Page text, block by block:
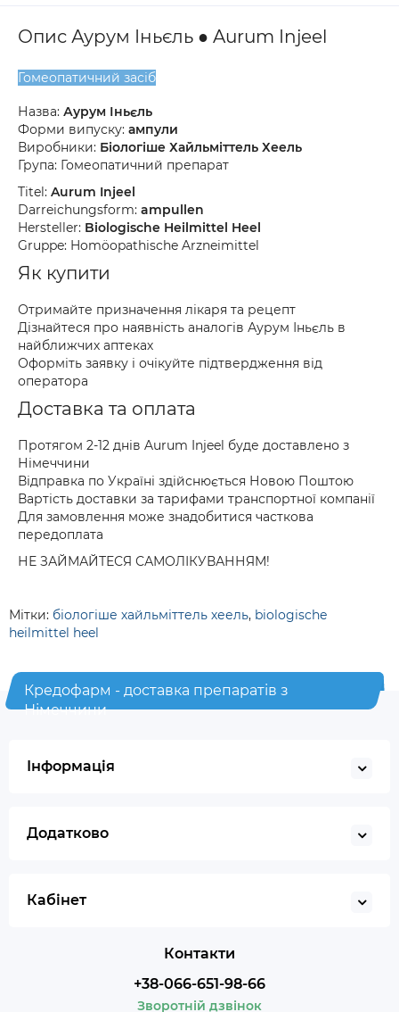
Опис Аурум Іньєль ● Aurum Injeel
Гомеопатичний засіб
Назва: Аурум Іньєль
Форми випуску: ампули
Виробники: Біологіше Хайльміттель Хеель
Група: Гомеопатичний препарат
Titel: Aurum Injeel
Darreichungsform: ampullen
Hersteller: Biologische Heilmittel Heel
Gruppe: Homöopathische Arzneimittel
Як купити
Отримайте призначення лікаря та рецепт
Дізнайтеся про наявність аналогів Аурум Іньєль в
найближчих аптеках
Оформіть заявку і очікуйте підтвердження від
оператора
Доставка та оплата
Протягом 2-12 днів Aurum Injeel буде доставлено з
Німеччини
Відправка по Україні здійснюється Новою Поштою
Вартість доставки за тарифами транспортної компанії
Для замовлення може знадобитися часткова
передоплата
НЕ ЗАЙМАЙТЕСЯ САМОЛІКУВАННЯМ!
Мітки: біологіше хайльміттель хеель, biologische
heilmittel heel
Кредофарм - доставка препаратів з
Німеччини
Інформація
Додатково
Кабінет
Контакти
+38-066-651-98-66
Зворотній дзвінок